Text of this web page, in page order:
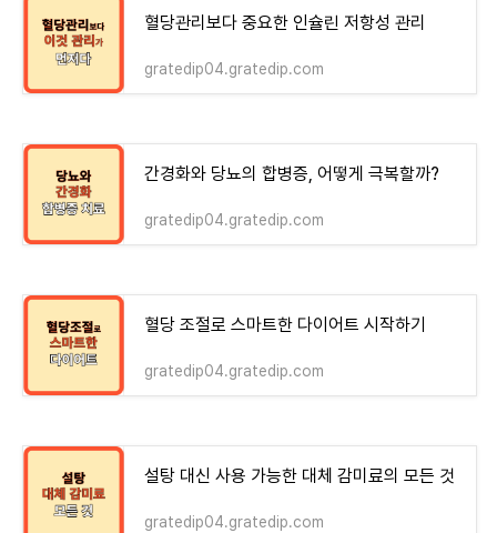
혈당관리보다 중요한 인슐린 저항성 관리
gratedip04.gratedip.com
간경화와 당뇨의 합병증, 어떻게 극복할까?
gratedip04.gratedip.com
혈당 조절로 스마트한 다이어트 시작하기
gratedip04.gratedip.com
설탕 대신 사용 가능한 대체 감미료의 모든 것
gratedip04.gratedip.com